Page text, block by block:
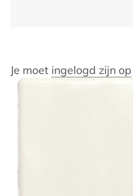
Je moet ingelogd zijn op